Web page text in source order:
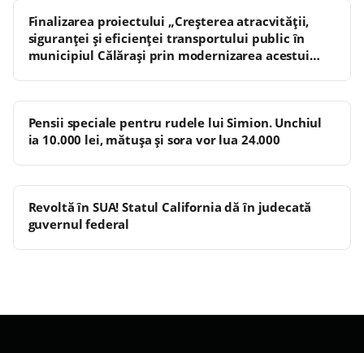
Finalizarea proiectului „Creșterea atracvității,
siguranței și eficienței transportului public în
municipiul Călărași prin modernizarea acestui
Pensii speciale pentru rudele lui Simion. Unchiul
ia 10.000 lei, mătușa și sora vor lua 24.000
Revoltă în SUA! Statul California dă în judecată
guvernul federal